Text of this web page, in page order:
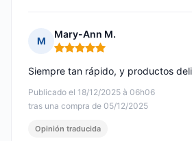
M
Mary-Ann M.
Nota: 5 de 5
Publicado el 18/12/2025 à 06h06
tras una compra de 05/12/2025
Siempre tan rápido, y productos
Opinión traducida